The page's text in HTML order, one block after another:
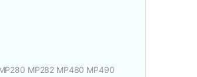
MP282 MP480 MP490